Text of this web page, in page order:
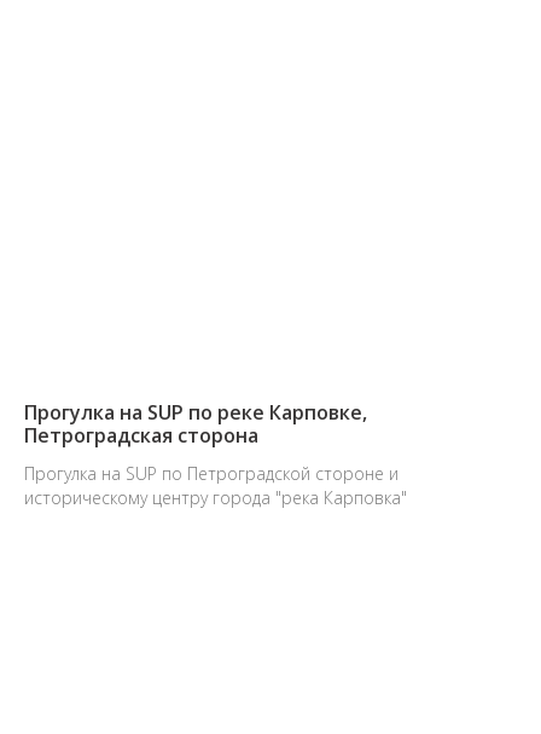
Прогулка на SUP по реке Карповке,
Петроградская сторона
Прогулка на SUP по Петроградской стороне и
историческому центру города "река Карповка"